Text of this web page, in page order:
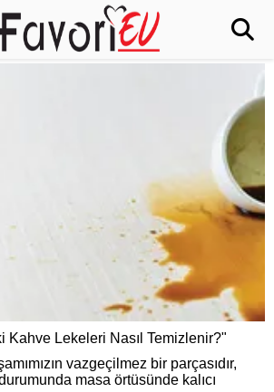
Kahve Lekeleri Nasıl Temizlenir?"
vazgeçilmez bir parçasıdır,
masa örtüsünde kalıcı